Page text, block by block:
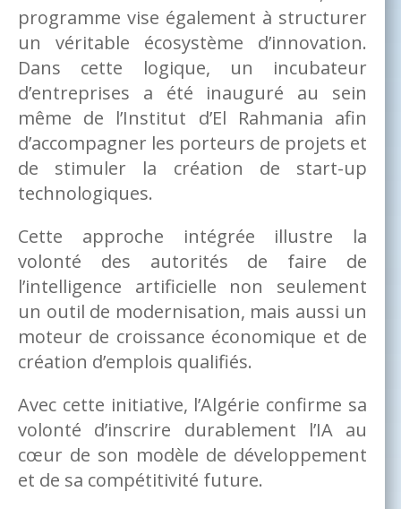
programme vise également à structurer
un véritable écosystème d’innovation.
Dans cette logique, un incubateur
d’entreprises a été inauguré au sein
même de l’Institut d’El Rahmania afin
d’accompagner les porteurs de projets et
de stimuler la création de start-up
technologiques.
Cette approche intégrée illustre la
volonté des autorités de faire de
l’intelligence artificielle non seulement
un outil de modernisation, mais aussi un
moteur de croissance économique et de
création d’emplois qualifiés.
Avec cette initiative, l’Algérie confirme sa
volonté d’inscrire durablement l’IA au
cœur de son modèle de développement
et de sa compétitivité future.